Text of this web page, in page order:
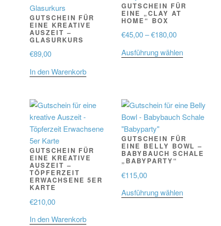
GUTSCHEIN FÜR
EINE KREATIVE
AUSZEIT –
GLASURKURS
€89,00
In den Warenkorb
GUTSCHEIN FÜR
EINE „CLAY AT
HOME“ BOX
€45,00–€180,00Preisspanne:
bis
Ausführung wählenDieses
auf.
Die
Optionen
können
auf
gewählt
GUTSCHEIN FÜR
EINE KREATIVE
AUSZEIT –
TÖPFERZEIT
ERWACHSENE 5ER
KARTE
€210,00
In den Warenkorb
GUTSCHEIN FÜR
EINE BELLY BOWL –
BABYBAUCH SCHALE
„BABYPARTY“
€115,00
Ausführung wählenDieses